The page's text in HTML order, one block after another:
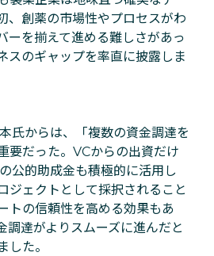
、創薬の市場性やプロセスがわ
ーを揃えて進める難しさがあっ
スのギャップを率直に披露しま
氏からは、
「複数の資金調達を
要だった。VCからの出資だけ
公的助成金も積極的に活用し
ジェクトとして採択されること
トの信頼性を高める効果もあ
調達がよりスムーズに進んだと
した。